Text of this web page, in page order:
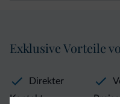
Exklusive Vorteile
Direkter
Kontakt
Preise